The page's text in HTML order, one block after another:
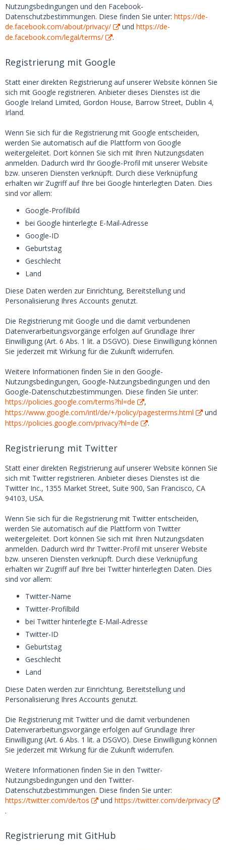
Nutzungsbedingungen und den Facebook-
Datenschutzbestimmungen. Diese finden Sie unter: https://de-
de.facebook.com/about/privacy/
und https://de-
de.facebook.com/legal/terms/
.
Registrierung mit Google
Statt einer direkten Registrierung auf unserer Website können Sie
sich mit Google registrieren. Anbieter dieses Dienstes ist die
Google Ireland Limited, Gordon House, Barrow Street, Dublin 4,
Irland.
Wenn Sie sich für die Registrierung mit Google entscheiden,
werden Sie automatisch auf die Plattform von Google
weitergeleitet. Dort können Sie sich mit Ihren Nutzungsdaten
anmelden. Dadurch wird Ihr Google-Profil mit unserer Website
bzw. unseren Diensten verknüpft. Durch diese Verknüpfung
erhalten wir Zugriff auf Ihre bei Google hinterlegten Daten. Dies
sind vor allem:
Google-Profilbild
bei Google hinterlegte E-Mail-Adresse
Google-ID
Geburtstag
Geschlecht
Land
Diese Daten werden zur Einrichtung, Bereitstellung und
Personalisierung Ihres Accounts genutzt.
Die Registrierung mit Google und die damit verbundenen
Datenverarbeitungsvorgänge erfolgen auf Grundlage Ihrer
Einwilligung (Art. 6 Abs. 1 lit. a DSGVO). Diese Einwilligung können
Sie jederzeit mit Wirkung für die Zukunft widerrufen.
Weitere Informationen finden Sie in den Google-
Nutzungsbedingungen, Google-Nutzungsbedingungen und den
Google-Datenschutzbestimmungen. Diese finden Sie unter:
https://policies.google.com/terms?hl=de
,
https://www.google.com/intl/de/+/policy/pagesterms.html
und
https://policies.google.com/privacy?hl=de
.
Registrierung mit Twitter
Statt einer direkten Registrierung auf unserer Website können Sie
sich mit Twitter registrieren. Anbieter dieses Dienstes ist die
Twitter Inc., 1355 Market Street, Suite 900, San Francisco, CA
94103, USA.
Wenn Sie sich für die Registrierung mit Twitter entscheiden,
werden Sie automatisch auf die Plattform von Twitter
weitergeleitet. Dort können Sie sich mit Ihren Nutzungsdaten
anmelden. Dadurch wird Ihr Twitter-Profil mit unserer Website
bzw. unseren Diensten verknüpft. Durch diese Verknüpfung
erhalten wir Zugriff auf Ihre bei Twitter hinterlegten Daten. Dies
sind vor allem:
Twitter-Name
Twitter-Profilbild
bei Twitter hinterlegte E-Mail-Adresse
Twitter-ID
Geburtstag
Geschlecht
Land
Diese Daten werden zur Einrichtung, Bereitstellung und
Personalisierung Ihres Accounts genutzt.
Die Registrierung mit Twitter und die damit verbundenen
Datenverarbeitungsvorgänge erfolgen auf Grundlage Ihrer
Einwilligung (Art. 6 Abs. 1 lit. a DSGVO). Diese Einwilligung können
Sie jederzeit mit Wirkung für die Zukunft widerrufen.
Weitere Informationen finden Sie in den Twitter-
Nutzungsbedingungen und den Twitter-
Datenschutzbestimmungen. Diese finden Sie unter:
https://twitter.com/de/tos
und https://twitter.com/de/privacy
.
Registrierung mit GitHub